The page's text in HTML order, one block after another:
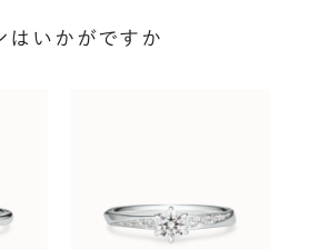
はいかがですか